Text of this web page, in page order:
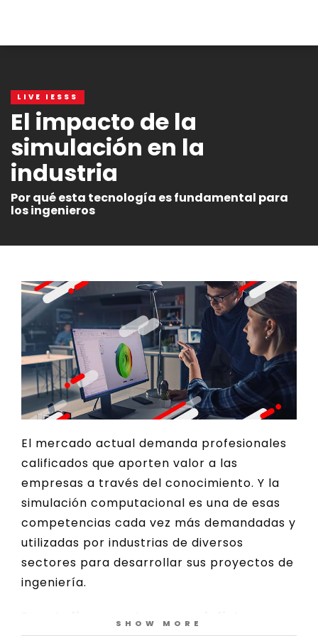
LIVE IESSS
El impacto de la
simulación en la
industria
Por qué esta tecnología es fundamental para
los ingenieros
El mercado actual demanda profesionales
calificados que aporten valor a las
empresas a través del conocimiento. Y la
simulación computacional es una de esas
competencias cada vez más demandadas y
utilizadas por industrias de diversos
sectores para desarrollar sus proyectos de
ingeniería.
SHOW MORE